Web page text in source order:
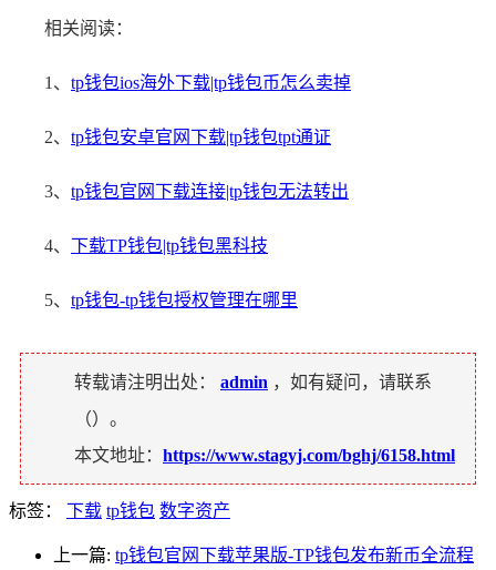
相关阅读：
1、 tp钱包ios海外下载|tp钱包币怎么卖掉
2、 tp钱包安卓官网下载|tp钱包tpt通证
3、 tp钱包官网下载连接|tp钱包无法转出
4、 下载TP钱包|tp钱包黑科技
5、 tp钱包-tp钱包授权管理在哪里
转载请注明出处： admin ，如有疑问，请联系
（）。
本文地址： https://www.stagyj.com/bghj/6158.html
标签： 下载 tp钱包 数字资产
上一篇: tp钱包官网下载苹果版-TP钱包发布新币全流程